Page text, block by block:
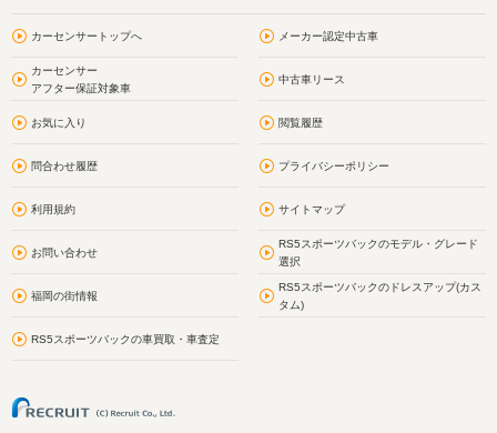
カーセンサートップへ メーカー認定中古車
カーセンサー
アフター保証対象車
中古車リース
お気に入り 閲覧履歴
問合わせ履歴 プライバシーポリシー
利用規約 サイトマップ
お問い合わせ
RS5スポーツバックのモデル・グレード
選択
福岡の街情報
RS5スポーツバックのドレスアップ(カス
タム)
RS5スポーツバックの車買取・車査定